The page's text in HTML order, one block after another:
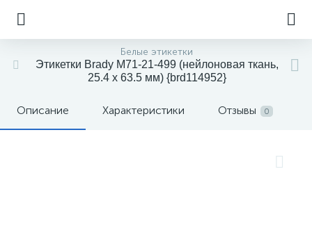
Белые этикетки
Этикетки Brady M71-21-499 (нейлоновая ткань,
25.4 х 63.5 мм) {brd114952}
Описание Характеристики Отзывы 0